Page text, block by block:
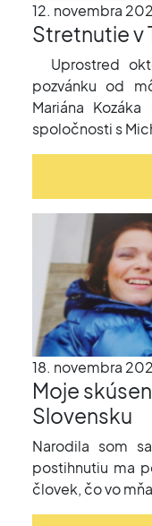
12. novembra
Stretnutie v
Uprostred
pozvánku od
Mariána
spoločnosti s
18. novembra
Moje
Slovensku
Narodila som
postihnutiu ma
človek, čo vo